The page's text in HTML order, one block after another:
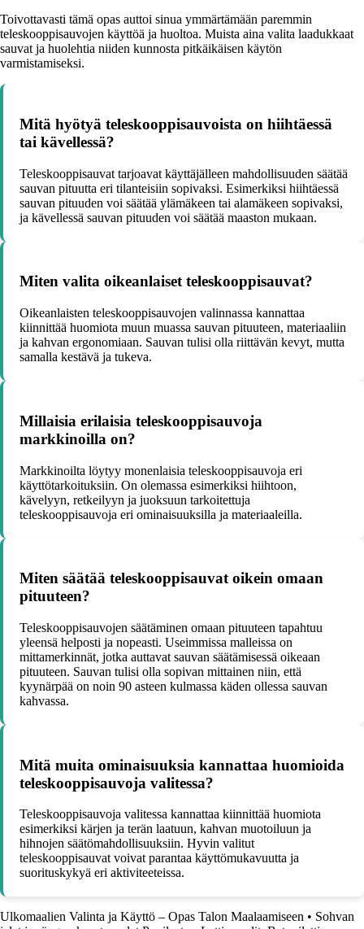
Toivottavasti tämä opas auttoi sinua ymmärtämään paremmin
teleskooppisauvojen käyttöä ja huoltoa. Muista aina valita laadukkaat
sauvat ja huolehtia niiden kunnosta pitkäikäisen käytön
varmistamiseksi.
Mitä hyötyä teleskooppisauvoista on hiihtäessä
tai kävellessä?
Teleskooppisauvat tarjoavat käyttäjälleen mahdollisuuden säätää
sauvan pituutta eri tilanteisiin sopivaksi. Esimerkiksi hiihtäessä
sauvan pituuden voi säätää ylämäkeen tai alamäkeen sopivaksi,
ja kävellessä sauvan pituuden voi säätää maaston mukaan.
Miten valita oikeanlaiset teleskooppisauvat?
Oikeanlaisten teleskooppisauvojen valinnassa kannattaa
kiinnittää huomiota muun muassa sauvan pituuteen, materiaaliin
ja kahvan ergonomiaan. Sauvan tulisi olla riittävän kevyt, mutta
samalla kestävä ja tukeva.
Millaisia erilaisia teleskooppisauvoja
markkinoilla on?
Markkinoilta löytyy monenlaisia teleskooppisauvoja eri
käyttötarkoituksiin. On olemassa esimerkiksi hiihtoon,
kävelyyn, retkeilyyn ja juoksuun tarkoitettuja
teleskooppisauvoja eri ominaisuuksilla ja materiaaleilla.
Miten säätää teleskooppisauvat oikein omaan
pituuteen?
Teleskooppisauvojen säätäminen omaan pituuteen tapahtuu
yleensä helposti ja nopeasti. Useimmissa malleissa on
mittamerkinnät, jotka auttavat sauvan säätämisessä oikeaan
pituuteen. Sauvan tulisi olla sopivan mittainen niin, että
kyynärpää on noin 90 asteen kulmassa käden ollessa sauvan
kahvassa.
Mitä muita ominaisuuksia kannattaa huomioida
teleskooppisauvoja valitessa?
Teleskooppisauvoja valitessa kannattaa kiinnittää huomiota
esimerkiksi kärjen ja terän laatuun, kahvan muotoiluun ja
hihnojen säätömahdollisuuksiin. Hyvin valitut
teleskooppisauvat voivat parantaa käyttömukavuutta ja
suorituskykyä eri aktiviteeteissa.
Ulkomaalien Valinta ja Käyttö – Opas Talon Maalaamiseen • Sohvan